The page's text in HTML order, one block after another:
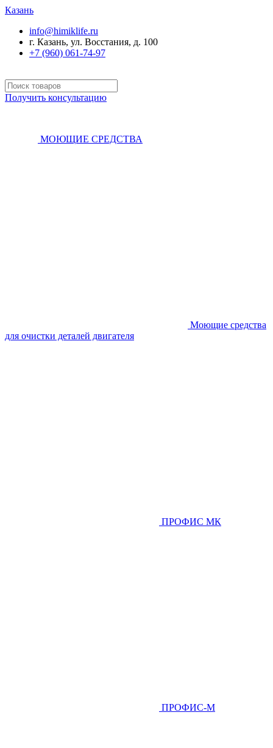
Казань
info@himiklife.ru
г. Казань, ул. Восстания, д. 100
+7 (960) 061-74-97
Получить консультацию
МОЮЩИЕ СРЕДСТВА
Моющие средства
для очистки деталей двигателя
ПРОФИС МК
ПРОФИС-М